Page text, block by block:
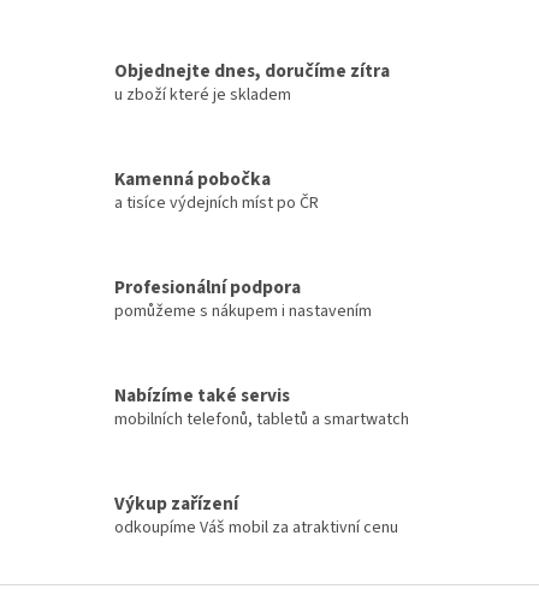
Objednejte dnes, doručíme zítra
u zboží které je skladem
Kamenná pobočka
a tisíce výdejních míst po ČR
Profesionální podpora
pomůžeme s nákupem i nastavením
Nabízíme také servis
mobilních telefonů, tabletů a smartwatch
Výkup zařízení
odkoupíme Váš mobil za atraktivní cenu